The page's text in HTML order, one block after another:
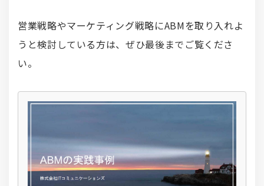
営業戦略やマーケティング戦略にABMを取り入れよ
うと検討している方は、ぜひ最後までご覧くださ
い。